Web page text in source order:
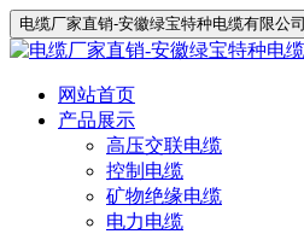
电缆厂家直销-安徽绿宝特种电缆有限公司
网站首页
产品展示
高压交联电缆
控制电缆
矿物绝缘电缆
电力电缆